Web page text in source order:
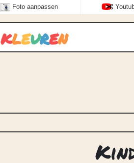
Foto aanpassen
kleuren